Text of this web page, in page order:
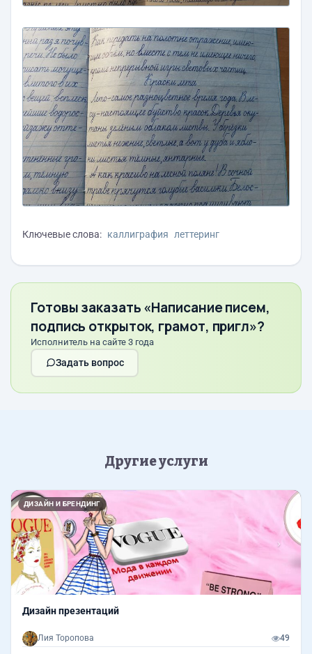
Ключевые слова: каллиграфия леттеринг
Готовы заказать «Написание писем,
подпись открыток, грамот, пригл»?
Исполнитель на сайте 3 года
Задать вопрос
Другие услуги
ДИЗАЙН И БРЕНДИНГ
Назад
Дизайн презентаций
Лия Торопова 49